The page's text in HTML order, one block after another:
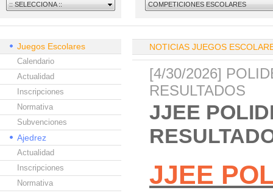
:: SELECCIONA :: COMPETICIONES ESCOLARES
Juegos Escolares
Calendario
Actualidad
Inscripciones
Normativa
Subvenciones
Ajedrez
Actualidad
Inscripciones
Normativa
NOTICIAS JUEGOS
[4/30/2026]
RESULTADOS
JJEE
JJEE